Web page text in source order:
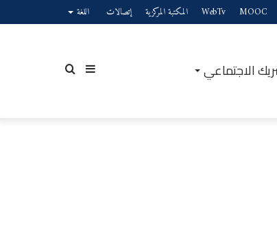
MOOC
WebTv المكتبة المركزية إتصالات اللغة
الاجتماعي بحثإضافة